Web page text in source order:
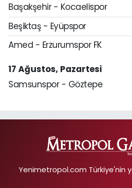
Başakşehir - Kocaelispor
Beşiktaş - Eyüpspor
Amed - Erzurumspor FK
17 Ağustos, Pazartesi
Samsunspor - Göztepe
Yenimetropol.com Türkiye'nin